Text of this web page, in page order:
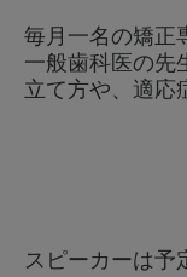
毎月一名の矯正
一般歯科医の先
立て方や、適応
スピーカーは予